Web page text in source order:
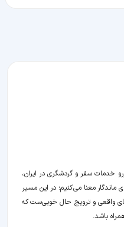
خدمات سفر و گردشگری در ایران،
معنا می‌کنیم؛ در این مسیر‍
واقعی و ترویج حال خوبی‌ست که
باشد.